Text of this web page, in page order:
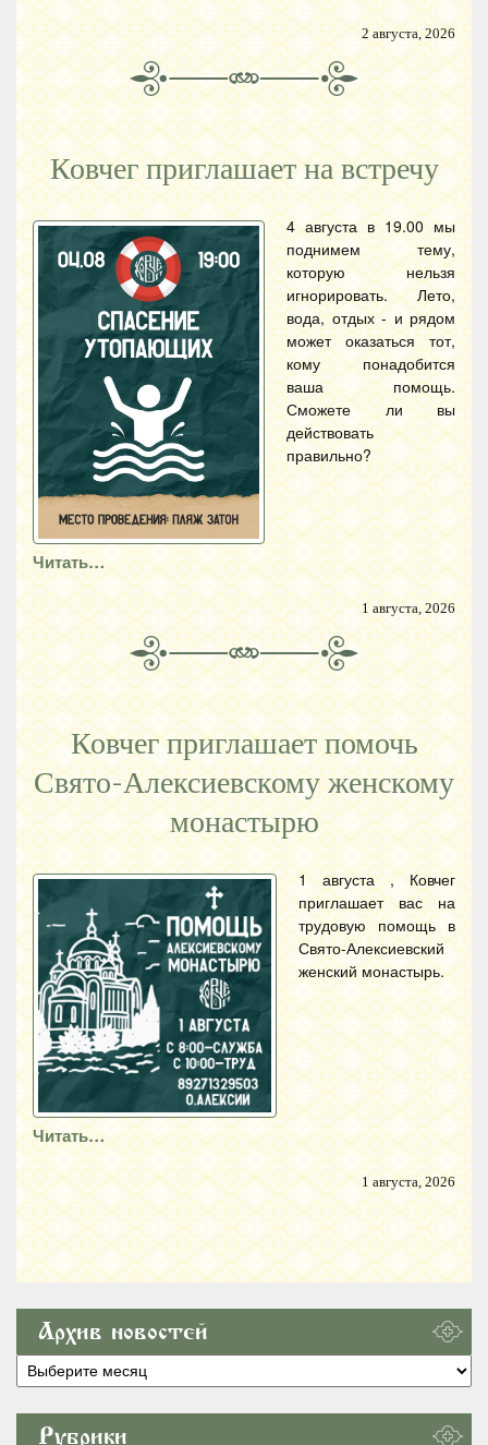
2 августа, 2026
Ковчег приглашает на встречу
4 августа в 19.00 мы
поднимем тему,
которую нельзя
игнорировать. Лето,
вода, отдых - и рядом
может оказаться тот,
кому понадобится
ваша помощь.
Сможете ли вы
действовать
правильно?
Читать…
1 августа, 2026
Ковчег приглашает помочь
Свято-Алексиевскому женскому
монастырю
1 августа , Ковчег
приглашает вас на
трудовую помощь в
Свято-Алексиевский
женский монастырь.
Читать…
1 августа, 2026
Архив новостей
Архив
новостей
Рубрики